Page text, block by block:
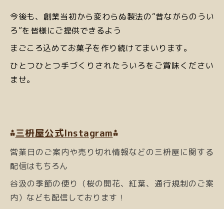
今後も、創業当初から変わらぬ製法の“昔ながらのうい
ろ”を皆様にご提供できるよう
まごころ込めてお菓子を作り続けてまいります。
ひとつひとつ手づくりされたういろをご賞味ください
ませ。
⁂三枡屋公式Instagram⁂
営業日のご案内や売り切れ情報などの三枡屋に関する
配信はもちろん
谷汲の季節の便り（桜の開花、紅葉、通行規制のご案
内）なども配信しております！